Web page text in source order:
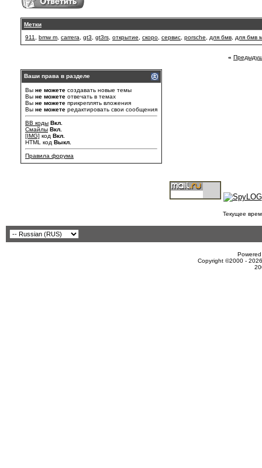
Метки
911
bmw m carrera gt3 gt3rs открытие скоро сервис porsche для бмв для бмв
«
Ваши права в разделе
Вы не можете создавать новые темы
Вы не можете отвечать в темах
Вы не можете прикреплять вложения
Вы не можете редактировать свои сообщения
BB коды Вкл.
Смайлы Вкл.
[IMG] код Вкл.
HTML код Выкл.
Правила форума
Текущее
Copyright ©2000 -